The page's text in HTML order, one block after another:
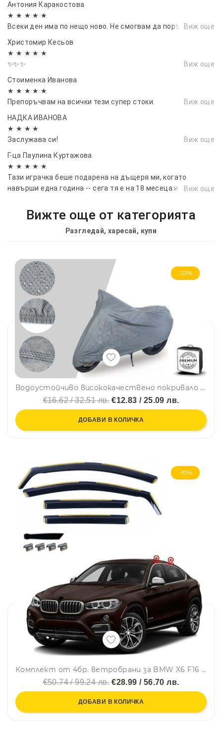
Антония Каракостова
★ ★ ★ ★ ★
Всеки ден има по нещо ново. Не смогвам да поръчам.Виж още
Христомир Кесьов
★ ★ ★ ★ ★
✨✨✨
Виж още
Стоименка Иванова
★ ★ ★ ★ ★
Препоръчвам на всички тези супер стоки.
Виж още
НАДКА ИВАНОВА
★ ★ ★ ★
Заслужава си!
Виж още
Г-ца Паулина Куртажова
★ ★ ★ ★ ★
Тази играчка беше подарена на дъщеря ми, когато
навърши една година -- сега тя е на 18 месеца и все още я
Виж още
Вижте още от категорията
Разгледай, харесай, купи
-23%
Водоустойчиво висококачествено покривало за мотоциклет мотор размер 216 x 130cm
€16.62 / 32.51 лв.€12.83 / 25.09 лв.
ДОБАВИ В КОЛИЧКА
-43%
Комплект от 4бр. ветробрани за BMW X6 F16 2014 - 2018 г.
€50.74 / 99.24 лв.€28.99 / 56.70 лв.
ДОБАВИ В КОЛИЧКА